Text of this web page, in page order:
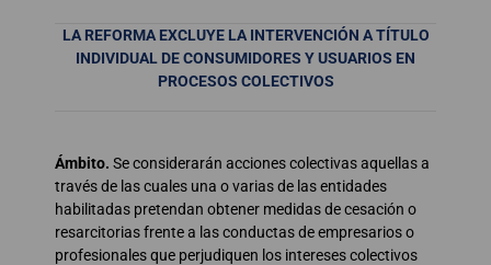
LA REFORMA EXCLUYE LA INTERVENCIÓN A TÍTULO
INDIVIDUAL DE CONSUMIDORES Y USUARIOS EN
PROCESOS COLECTIVOS
Ámbito. Se considerarán acciones colectivas aquellas a
través de las cuales una o varias de las entidades
habilitadas pretendan obtener medidas de cesación o
resarcitorias frente a las conductas de empresarios o
profesionales que perjudiquen los intereses colectivos